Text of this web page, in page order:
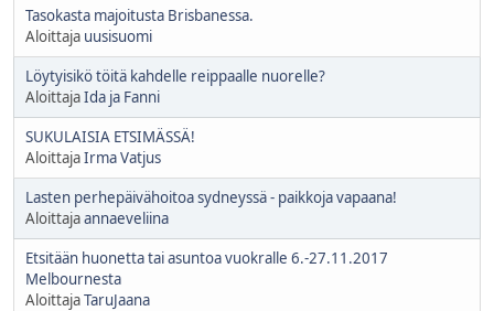
Tasokasta majoitusta Brisbanessa.
Aloittaja uusisuomi
Löytyisikö töitä kahdelle reippaalle nuorelle?
AloittajaIda ja Fanni
SUKULAISIA ETSIMÄSSÄ!
AloittajaIrma Vatjus
Lasten perhepäivähoitoa sydneyssä - paikkoja vapaana!
Aloittajaannaeveliina
Etsitään huonetta tai asuntoa vuokralle 6.-27.11.2017
Melbournesta
AloittajaTaruJaana